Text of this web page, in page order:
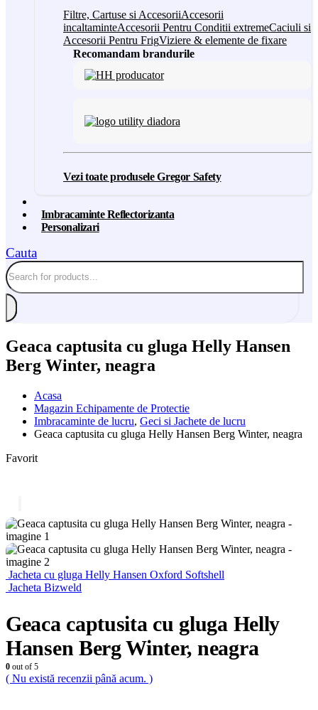
Filtre, Cartuse si AccesoriiAccesorii
incaltaminteAccesorii Pentru Conditii extremeCaciuli si
Accesorii Pentru FrigViziere & elemente de fixare
Recomandam brandurile
Vezi toate produsele Gregor Safety
Imbracaminte Reflectorizanta
Personalizari
Cauta
Geaca captusita cu gluga Helly Hansen
Berg Winter, neagra
Acasa
Magazin Echipamente de Protectie
Imbracaminte de lucru, Geci si Jachete de lucru
Geaca captusita cu gluga Helly Hansen Berg Winter, neagra
Favorit
Jacheta cu gluga Helly Hansen Oxford Softshell
Jacheta Bizweld
Geaca captusita cu gluga Helly
Hansen Berg Winter, neagra
0 out of 5
( Nu există recenzii până acum. )